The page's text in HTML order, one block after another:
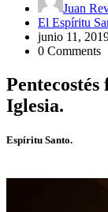
Juan
El Espíritu
junio 11,
0 Comments
Iglesia.
Espíritu Santo.